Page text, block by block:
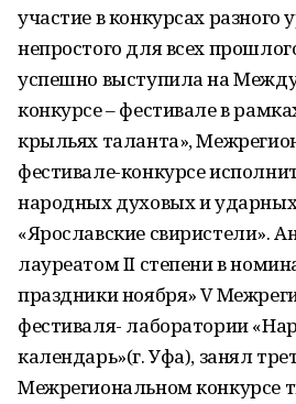
участие в конкурсах разного
непростого для всех
успешно выступила на
конкурсе – фестивале в
крыльях таланта»,
фестивале-конкурсе
народных духовых и
«Ярославские свиристели».
лауреатом II степени в
праздники ноября» V
фестиваля- лаборатории
календарь»(г. Уфа), занял
Межрегиональном конкурсе